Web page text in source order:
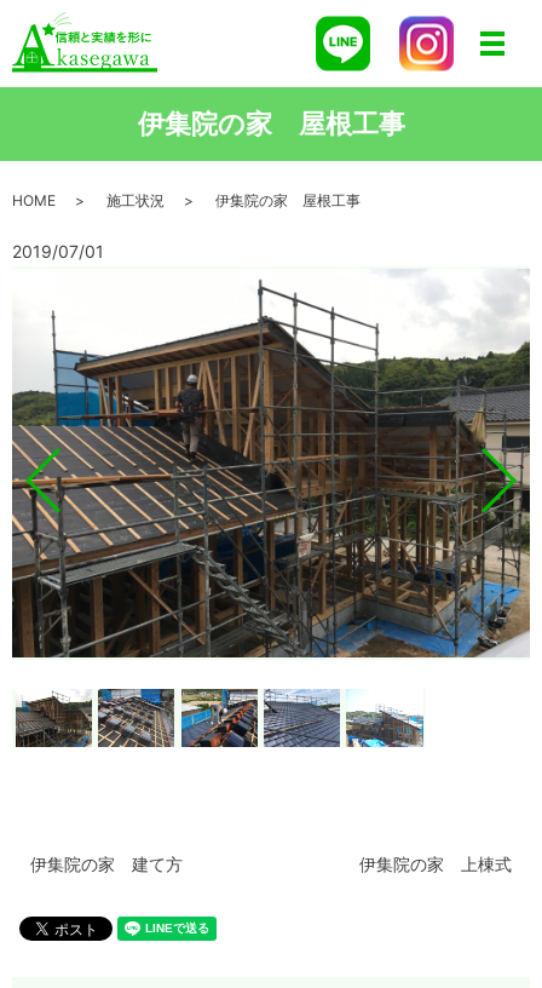
メニ
伊集院の家 屋根工事
HOME 施工状況 伊集院の家 屋根工事
2019/07/01
伊集院の家 建て方 伊集院の家 上棟式